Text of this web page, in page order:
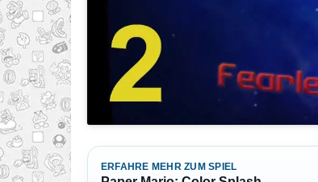
ERFAHRE MEHR ZUM SPIEL